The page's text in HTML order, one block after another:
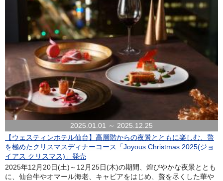
2025.01.01 ～ 2025.12.25
【ウェスティンホテル仙台】高層階からの夜景とともに楽しむ、贅
を極めたクリスマスディナーコース「Joyous Christmas 2025(ジョ
イアス クリスマス)」発売
2025年12月20日(土)～12月25日(木)の期間、煌びやかな夜景ととも
に、仙台牛やオマール海老、キャビアをはじめ、贅を尽くした華や